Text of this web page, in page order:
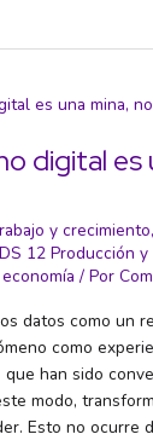
digital es
y crecimiento,
12 Producción
/ Por
datos como un
como
han sido
modo,
Esto no ocurre